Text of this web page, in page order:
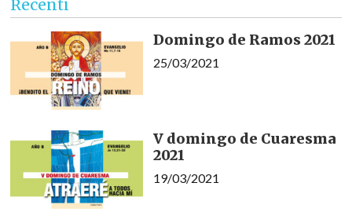
Recenti
Domingo de Ramos 2021
25/03/2021
V domingo de Cuaresma
2021
19/03/2021